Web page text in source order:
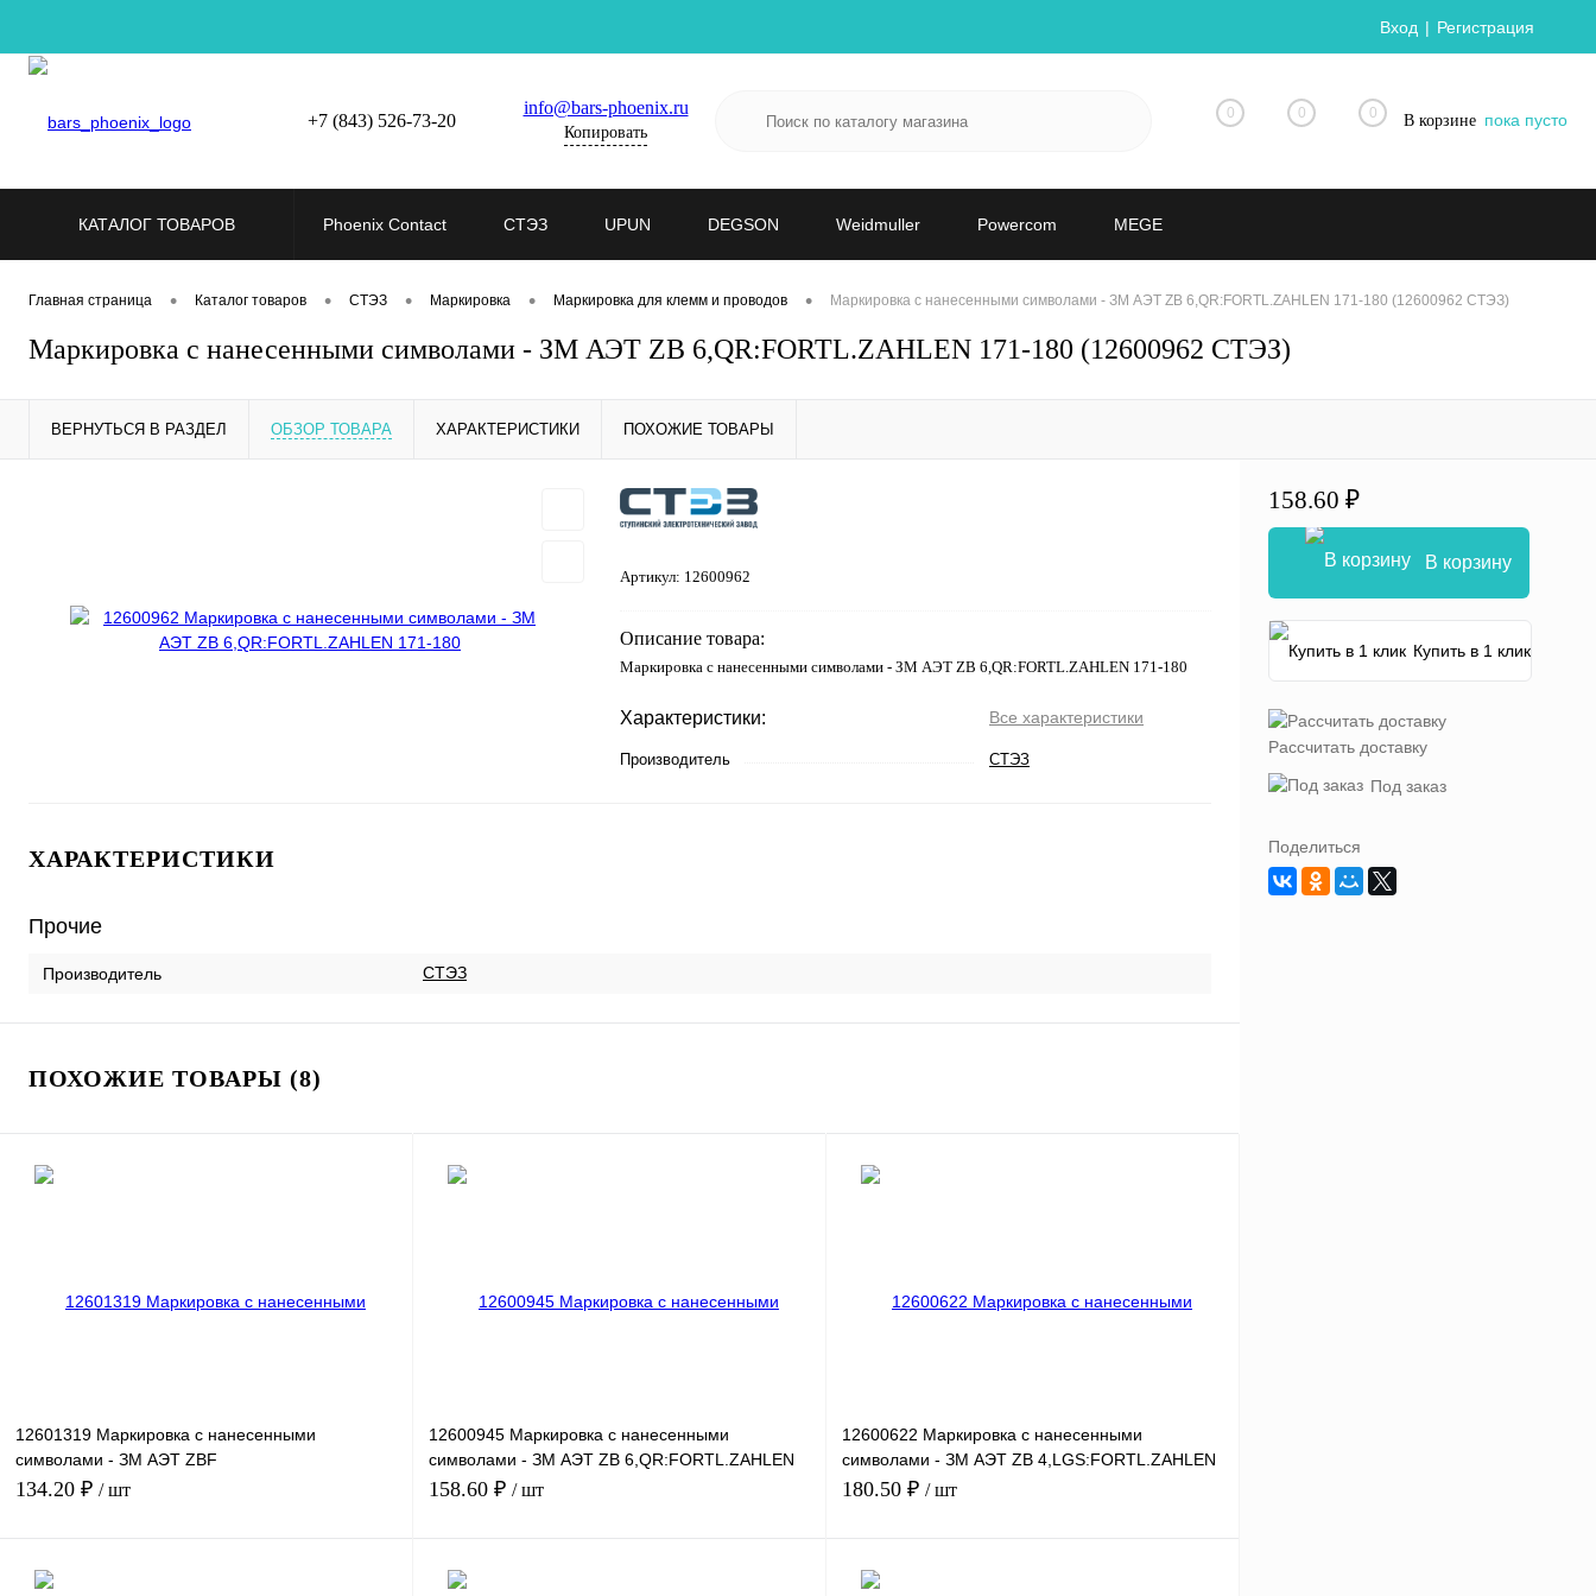
Вход Регистрация
+7 (843) 526-73-20
info@bars-phoenix.ru
Копировать
0 0 0 В корзине пока пусто
КАТАЛОГ ТОВАРОВ Phoenix Contact СТЭЗ UPUN DEGSON Weidmuller Powercom MEGE
Главная страница • Каталог товаров • СТЭЗ • Маркировка • Маркировка для клемм и проводов • Маркировка с нанесенными символами - ЗМ АЭТ ZB 6,QR:FORTL.ZAHLEN 171-180 (12600962 СТЭЗ)
Маркировка с нанесенными символами - ЗМ АЭТ ZB 6,QR:FORTL.ZAHLEN 171-180 (12600962 СТЭЗ)
ВЕРНУТЬСЯ В РАЗДЕЛ ОБЗОР ТОВАРА ХАРАКТЕРИСТИКИ ПОХОЖИЕ ТОВАРЫ
Артикул: 12600962
Описание товара:
Маркировка с нанесенными символами - ЗМ АЭТ ZB 6,QR:FORTL.ZAHLEN 171-180
Характеристики: Все характеристики
Производитель СТЭЗ
ХАРАКТЕРИСТИКИ
Прочие
Производитель СТЭЗ
ПОХОЖИЕ ТОВАРЫ (8)
12601319 Маркировка с нанесенными
символами - ЗМ АЭТ ZBF
5,LGS:FORTL.ZAHLEN 441-450
134.20 ₽ / шт
12600945 Маркировка с нанесенными
символами - ЗМ АЭТ ZB 6,QR:FORTL.ZAHLEN
1-10
158.60 ₽ / шт
12600622 Маркировка с нанесенными
символами - ЗМ АЭТ ZB 4,LGS:FORTL.ZAHLEN
51-60
180.50 ₽ / шт
158.60 ₽
В корзину
Купить в 1 клик
Рассчитать доставку
Под заказ
Поделиться